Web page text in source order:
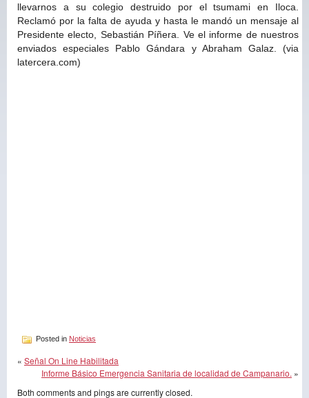
llevarnos a su colegio destruido por el tsumami en Iloca.
Reclamó por la falta de ayuda y hasta le mandó un mensaje al
Presidente electo, Sebastián Píñera. Ve el informe de nuestros
enviados especiales Pablo Gándara y Abraham Galaz. (via
latercera.com)
Posted in Noticias
« Señal On Line Habilitada
Informe Básico Emergencia Sanitaria de localidad de Campanario. »
Both comments and pings are currently closed.